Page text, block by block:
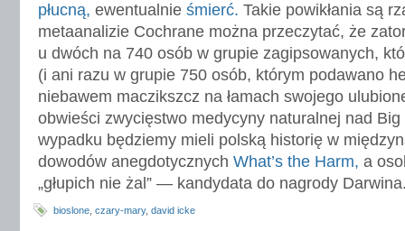
płucną, ewentualnie śmierć. Takie powikłania są
metaanalizie Cochrane można przeczytać, że
u dwóch na 740 osób w grupie zagipsowanych,
(i ani razu w grupie 750 osób, którym podawano
niebawem maczikszcz na łamach swojego
obwieści zwycięstwo medycyny naturalnej nad
wypadku będziemy mieli polską historię w
dowodów anegdotycznych What’s the Harm, a
„głupich nie żal” — kandydata do nagrody
bioslone czary-mary, david icke